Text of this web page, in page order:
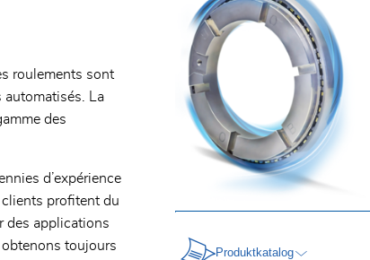
roulements sont
automatisés. La
des
d’expérience
profitent du
des applications
toujours
Produktkatalog